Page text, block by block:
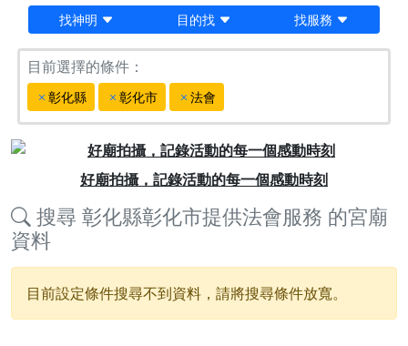
找神明 目的找 找服務
目前選擇的條件：
彰化縣 彰化市 法會
好廟拍攝，記錄活動的每一個感動時刻
Previous
搜尋 彰化縣彰化市提供法會服務 的宮廟
資料
目前設定條件搜尋不到資料，請將搜尋條件放寬。